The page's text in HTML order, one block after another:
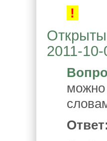
!
2011-10-